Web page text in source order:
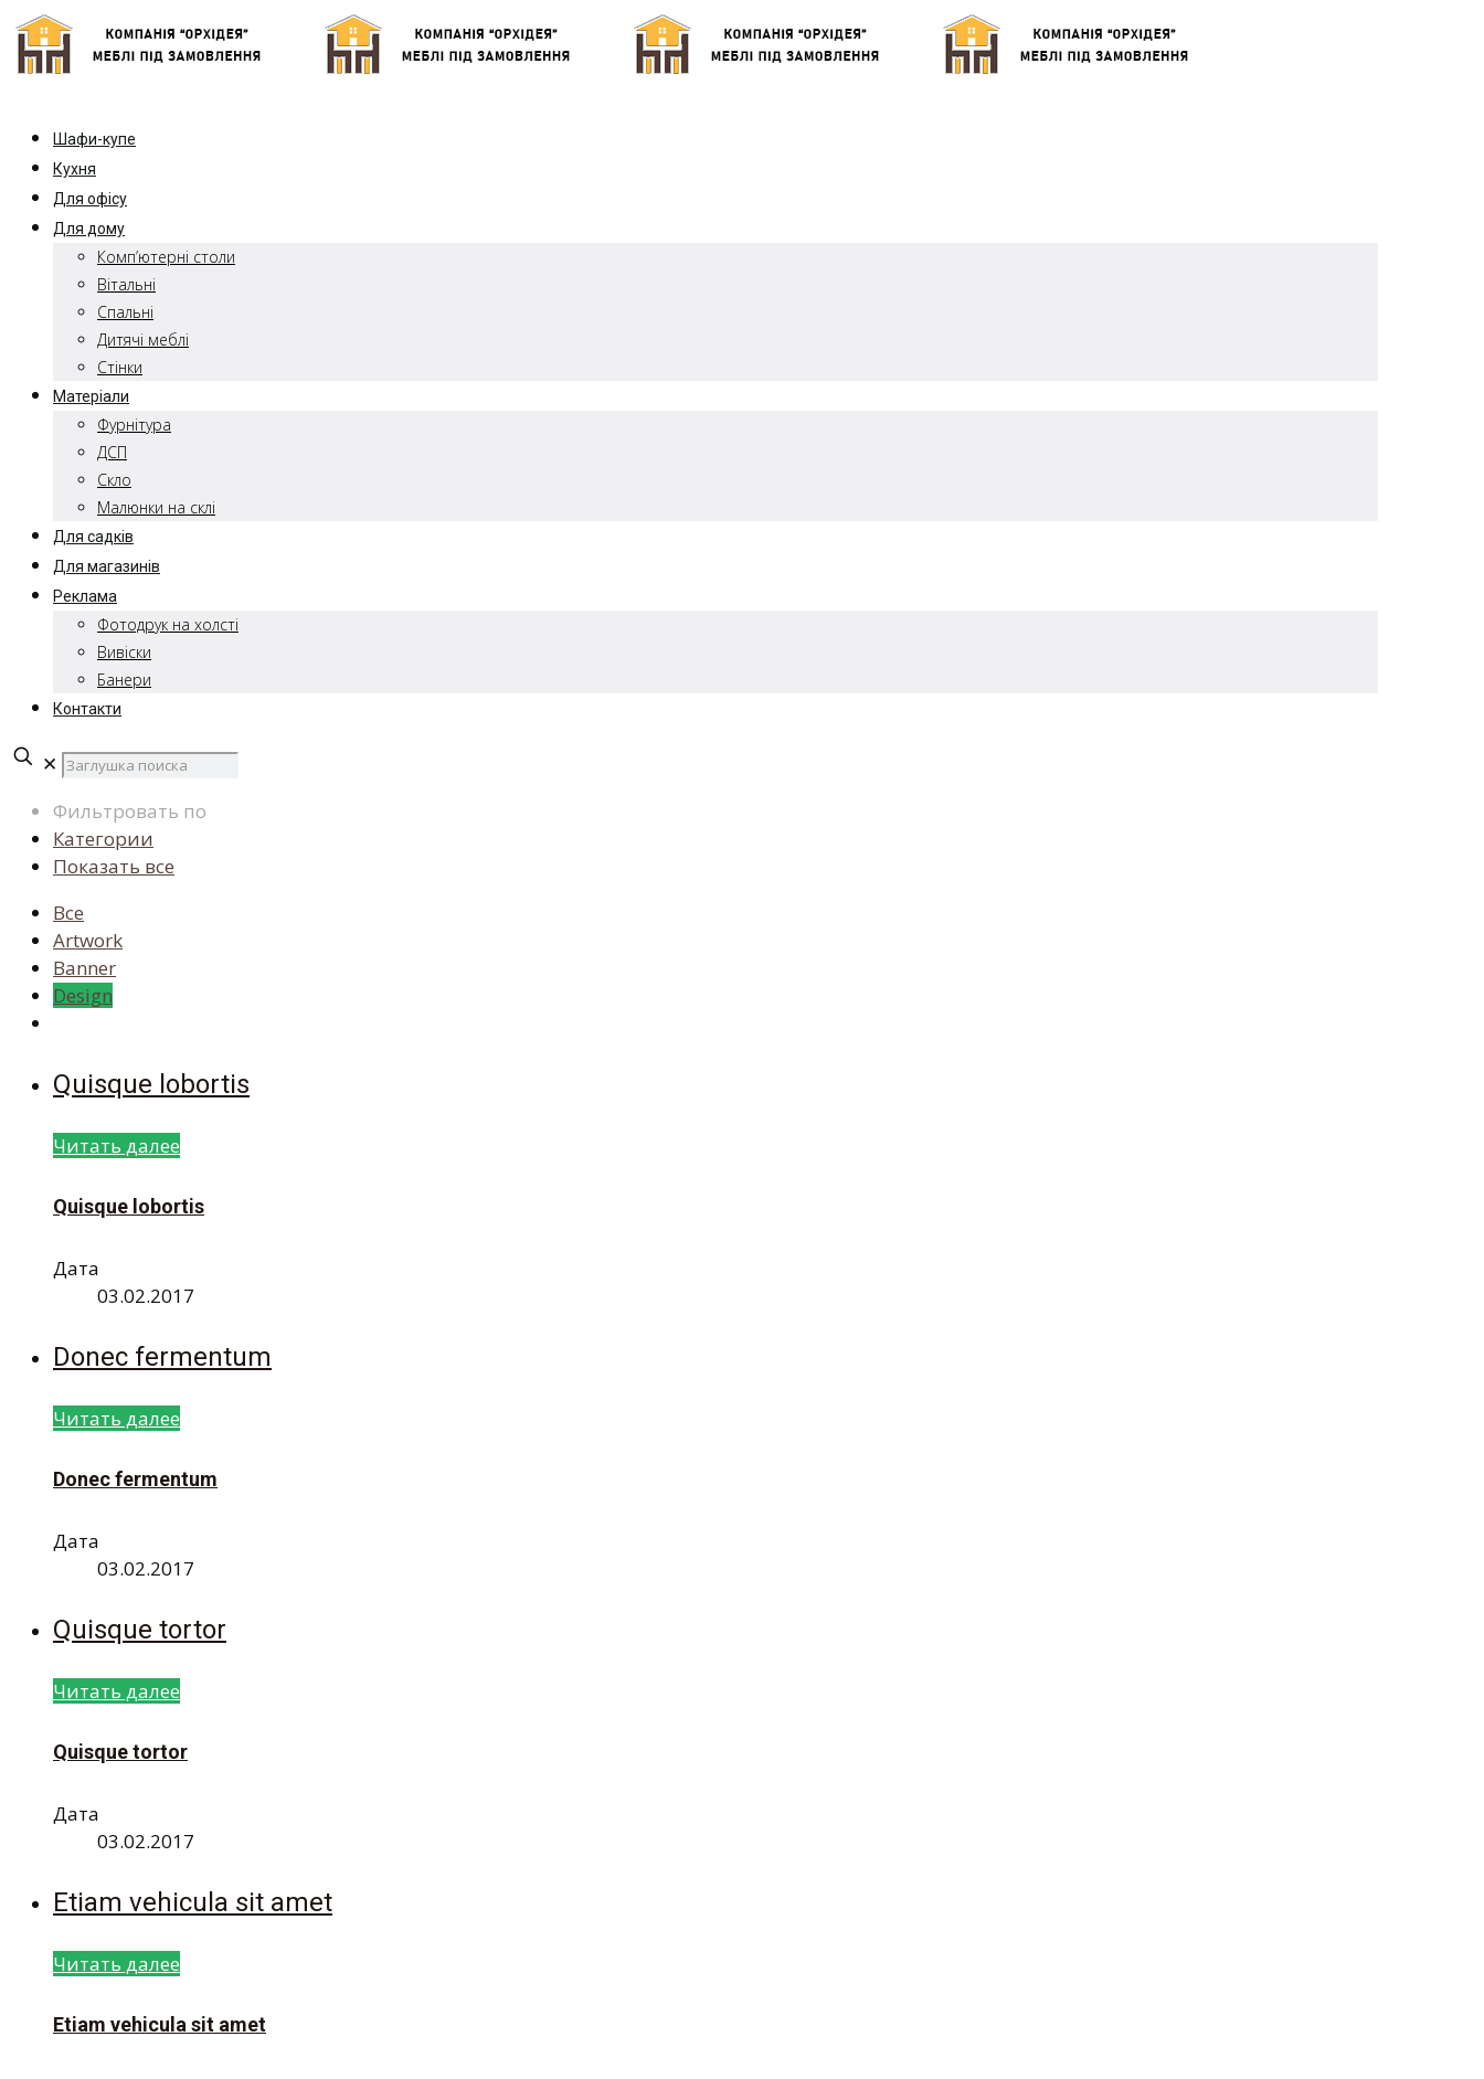
Шафи-купе
Кухня
Для офісу
Для дому
Комп’ютерні столи
Вітальні
Спальні
Дитячі меблі
Стінки
Матеріали
Фурнітура
ДСП
Скло
Малюнки на склі
Для садків
Для магазинів
Реклама
Фотодрук на холсті
Вивіски
Банери
Контакти
✕
Фильтровать по
Категории
Показать все
Все
Artwork
Banner
Design
Quisque lobortis
Читать далее
Quisque lobortis
Дата
03.02.2017
Donec fermentum
Читать далее
Donec fermentum
Дата
03.02.2017
Quisque tortor
Читать далее
Quisque tortor
Дата
03.02.2017
Etiam vehicula sit amet
Читать далее
Etiam vehicula sit amet